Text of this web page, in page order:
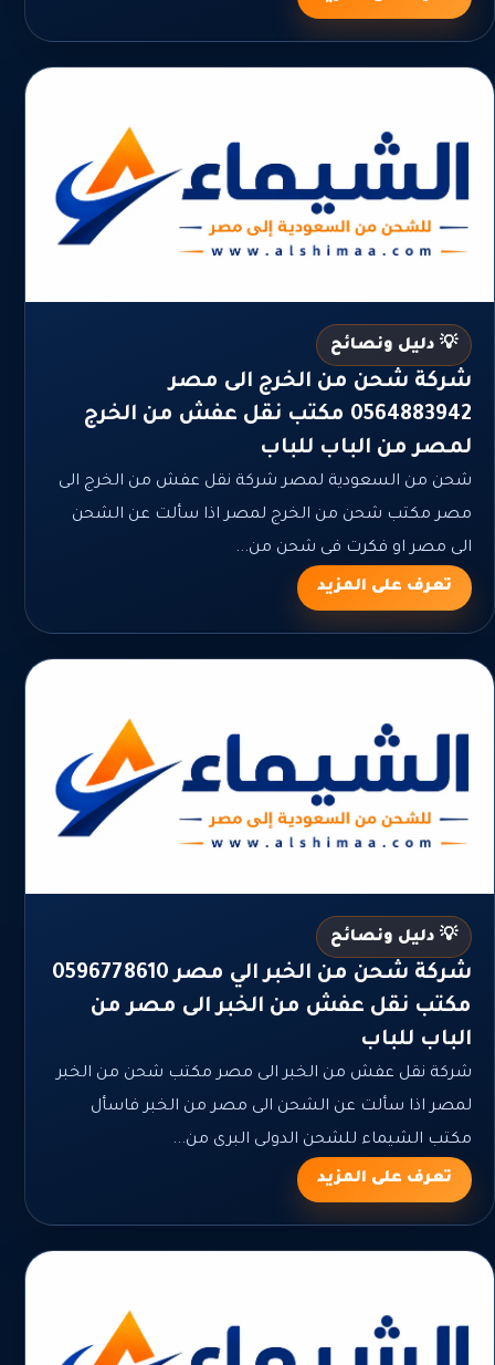
💡 دليل ونصائح
شركة شحن من الخرج الى مصر
0564883942 مكتب نقل عفش من الخرج
لمصر من الباب للباب
شحن من السعودية لمصر شركة نقل عفش من الخرج الى
مصر مكتب شحن من الخرج لمصر اذا سألت عن الشحن
الى مصر او فكرت فى شحن من...
تعرف على المزيد
💡 دليل ونصائح
شركة شحن من الخبر الي مصر 0596778610
مكتب نقل عفش من الخبر الى مصر من
الباب للباب
شركة نقل عفش من الخبر الى مصر مكتب شحن من الخبر
لمصر اذا سألت عن الشحن الى مصر من الخبر فاسأل
مكتب الشيماء للشحن الدولى البرى من...
تعرف على المزيد